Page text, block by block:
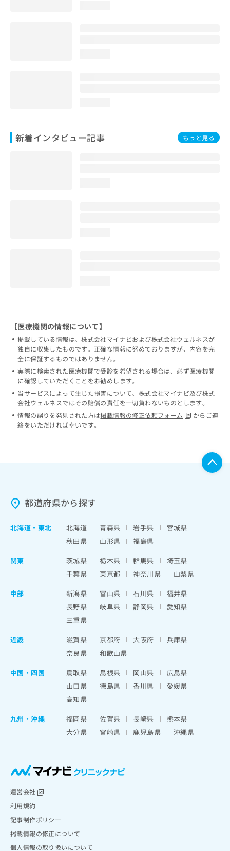
新着インタビュー記事 もっと見る
【医療機関の情報について】
掲載している情報は、株式会社マイナビおよび株式会社ウェルネスが
独自に収集したものです。正確な情報に努めておりますが、内容を完
全に保証するものではありません。
実際に検索された医療機関で受診を希望される場合は、必ず医療機関
に確認していただくことをお勧めします。
当サービスによって生じた損害について、株式会社マイナビ及び株式
会社ウェルネスではその賠償の責任を一切負わないものとします。
情報の誤りを発見された方は掲載情報の修正依頼フォーム
からご連
絡をいただければ幸いです。
都道府県から探す
北海道 ・ 東北 北海道 青森県 岩手県
宮城県
秋田県
山形県
福島県
関東
茨城県 栃木県 群馬県
埼玉県
千葉県
東京都 神奈川県
山梨県
中部
新潟県 富山県 石川県
福井県
長野県
岐阜県 静岡県
愛知県
三重県
近畿
滋賀県 京都府 大阪府
兵庫県
奈良県
和歌山県
中国・四国
鳥取県 島根県 岡山県
広島県
山口県
徳島県 香川県
愛媛県
高知県
九州・沖縄
福岡県 佐賀県 長崎県
熊本県
大分県
宮崎県 鹿児島県 沖縄県
運営会社
利用規約
記事制作ポリシー
掲載情報の修正について
個人情報の取り扱いについて